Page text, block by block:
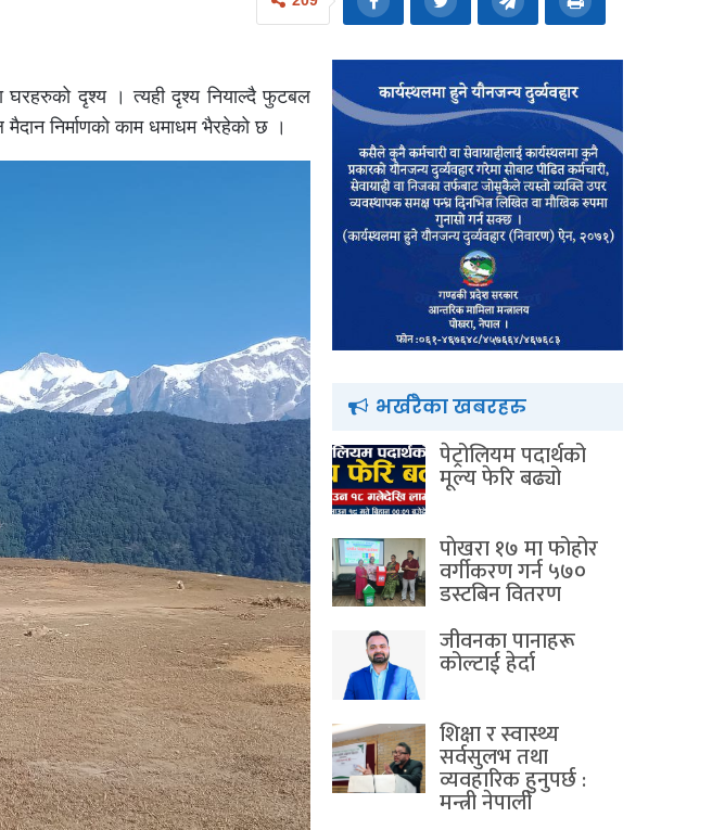
दृश्य । त्यही दृश्य नियाल्दै फुटबल
निर्माणको काम धमाधम भैरहेको छ ।
भर्खरैका खबरहरु
पेट्रोलियम पदार्थको
मूल्य फेरि बढ्यो
पाेखरा १७ मा फोहोर
वर्गीकरण गर्न ५७०
डस्टबिन वितरण
जीवनका पानाहरू
कोल्टाई हेर्दा
शिक्षा र स्वास्थ्य
सर्वसुलभ तथा
व्यवहारिक हुनुपर्छ :
मन्त्री नेपाली